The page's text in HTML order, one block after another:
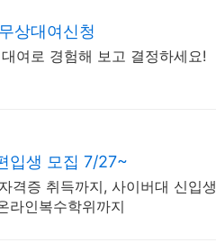
상대여신청
여로 경험해 보고 결정하세요!
입생 모집 7/27~
격증 취득까지, 사이버대 신입생
라인복수학위까지